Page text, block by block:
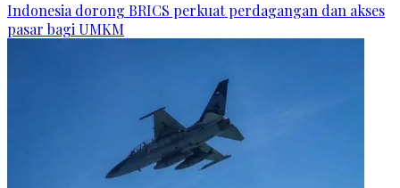
Indonesia dorong BRICS perkuat perdagangan dan akses
pasar bagi UMKM